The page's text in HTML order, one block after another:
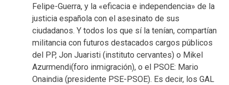
Felipe-Guerra, y la «eficacia e independencia» de la
justicia española con el asesinato de sus
ciudadanos. Y todos los que sí la tenían, compartían
militancia con futuros destacados cargos públicos
del PP, Jon Juaristi (instituto cervantes) o Mikel
Azurmendi(foro inmigración), o el PSOE: Mario
Onaindia (presidente PSE-PSOE). Es decir, los GAL